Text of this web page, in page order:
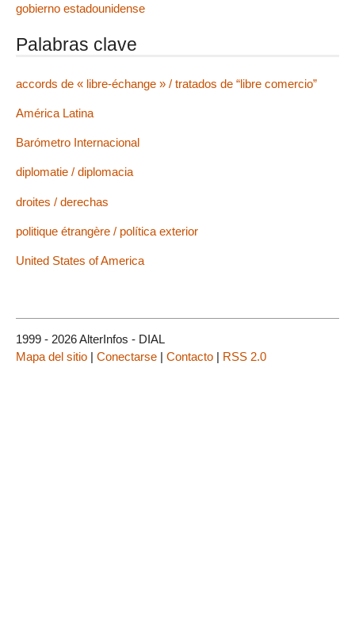
gobierno estadounidense
Palabras clave
accords de « libre-échange » / tratados de “libre comercio”
América Latina
Barómetro Internacional
diplomatie / diplomacia
droites / derechas
politique étrangère / política exterior
United States of America
1999 - 2026 AlterInfos - DIAL
Mapa del sitio | Conectarse | Contacto | RSS 2.0